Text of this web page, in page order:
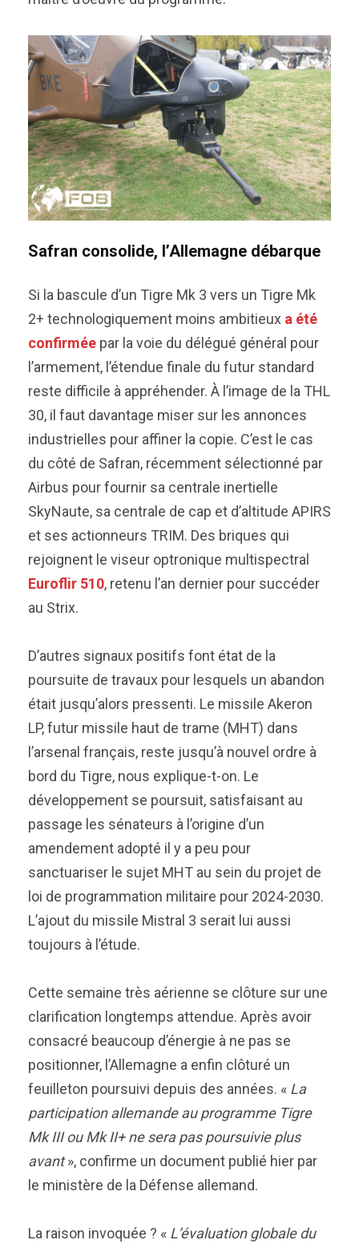
Safran consolide, l’Allemagne débarque
Si la bascule d’un Tigre Mk 3 vers un Tigre Mk
2+ technologiquement moins ambitieux a été
confirmée par la voie du délégué général pour
l’armement, l’étendue finale du futur standard
reste difficile à appréhender. À l’image de la THL
30, il faut davantage miser sur les annonces
industrielles pour affiner la copie. C’est le cas
du côté de Safran, récemment sélectionné par
Airbus pour fournir sa centrale inertielle
SkyNaute, sa centrale de cap et d’altitude APIRS
et ses actionneurs TRIM. Des briques qui
rejoignent le viseur optronique multispectral
Euroflir 510, retenu l’an dernier pour succéder
au Strix.
D’autres signaux positifs font état de la
poursuite de travaux pour lesquels un abandon
était jusqu’alors pressenti. Le missile Akeron
LP, futur missile haut de trame (MHT) dans
l’arsenal français, reste jusqu’à nouvel ordre à
bord du Tigre, nous explique-t-on. Le
développement se poursuit, satisfaisant au
passage les sénateurs à l’origine d’un
amendement adopté il y a peu pour
sanctuariser le sujet MHT au sein du projet de
loi de programmation militaire pour 2024-2030.
L’ajout du missile Mistral 3 serait lui aussi
toujours à l’étude.
Cette semaine très aérienne se clôture sur une
clarification longtemps attendue. Après avoir
consacré beaucoup d’énergie à ne pas se
positionner, l’Allemagne a enfin clôturé un
feuilleton poursuivi depuis des années. « La
participation allemande au programme Tigre
Mk III ou Mk II+ ne sera pas poursuivie plus
avant», confirme un document publié hier par
le ministère de la Défense allemand.
La raison invoquée ? « L’évaluation globale du